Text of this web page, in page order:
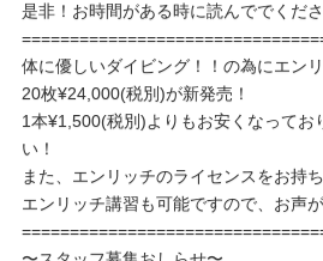
是非！お時間がある時に読んででくだ
体に優しいダイビング！！の為にエン
20枚¥24,000(税別)が新発売！
1本¥1,500(税別)よりもお安くなってお
い！
また、エンリッチのライセンスをお持
エンリッチ講習も可能ですので、お声